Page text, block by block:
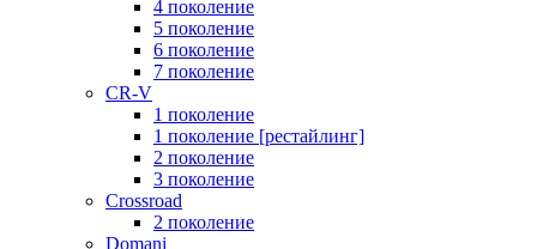
4 поколение
5 поколение
6 поколение
7 поколение
CR-V
1 поколение
1 поколение [рестайлинг]
2 поколение
3 поколение
Crossroad
2 поколение
Domani